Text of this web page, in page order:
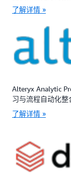
了解详情 »
Alteryx Analytic
习与流程自动化整
了解详情 »